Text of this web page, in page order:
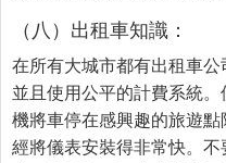
（八）出租車知識：
在所有大城市都有出租車公
並且使用公平的計費系統
機將車停在感興趣的旅遊
經將儀表安裝得非常快。